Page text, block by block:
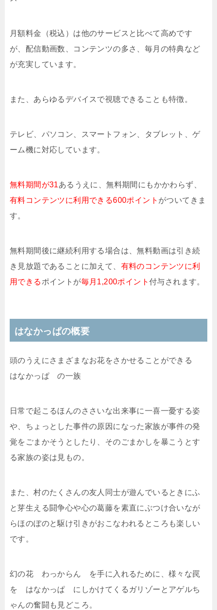
月額料金（税込）は他のサービスと比べて高めです
が、配信動画数、コンテンツの多さ、毎月の特典など
が充実しています。
また、あらゆるデバイスで視聴できることも特徴。
テレビ、パソコン、スマートフォン、タブレット、ゲ
ーム機に対応しています。
無料期間が31あるうえに、無料期間にもかかわらず、
有料コンテンツに利用できる600ポイント がついてきま
す。
無料期間後に継続利用する場合は、無料動画は引き続
き見放題であることに加えて、 有料のコンテンツに利
用できる ポイントが毎月1,200ポイント付与されます。
はなかっぱの概要
頭のうえにさまざまなお花をさかせることができる
はなかっぱ の一族
日常で起こるほんのささいな出来事に一喜一憂する姿
や、ちょっとした事件の原因になった家族が事件の発
覚をごまかそうとしたり、そのごまかしを暴こうとす
る家族の姿は見もの。
また、村のたくさんの友人同士が遊んでいるときにふ
と芽生える闘争心や心の葛藤を素直にぶつけ合いなが
らほのぼのと駆け引きがおこなわれるところも楽しい
です。
幻の花 わっからん を手に入れるために、様々な罠
を はなかっぱ にしかけてくるガリゾーとアゲルち
ゃんの奮闘も見どころ。